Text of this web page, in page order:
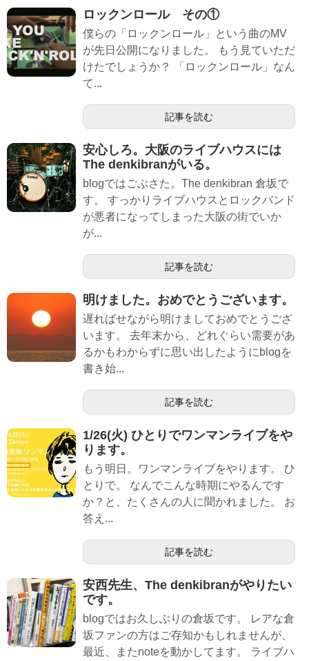
ロックンロール その①
僕らの「ロックンロール」という曲のMV
が先日公開になりました。 もう見ていただ
けたでしょうか？ 「ロックンロール」なん
て...
記事を読む
安心しろ。大阪のライブハウスには
The denkibranがいる。
blogではごぶさた。The denkibran 倉坂で
す。 すっかりライブハウスとロックバンド
が悪者になってしまった大阪の街でいか
が...
記事を読む
明けました。おめでとうございます。
遅ればせながら明けましておめでとうござ
います。 去年末から、どれぐらい需要があ
るかもわからずに思い出したようにblogを
書き始...
記事を読む
1/26(火) ひとりでワンマンライブをや
ります。
もう明日。ワンマンライブをやります。 ひ
とりで。 なんでこんな時期にやるんです
か？と、たくさんの人に聞かれました。 お
答え...
記事を読む
安西先生、The denkibranがやりたい
です。
blogではお久しぶりの倉坂です。 レアな倉
坂ファンの方はご存知かもしれませんが、
最近、またnoteを動かしてます。 ライブハ